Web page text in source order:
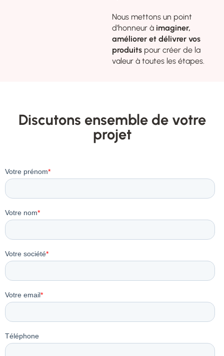
Nous mettons un point
d’honneur à imaginer,
améliorer et délivrer vos
produits pour créer de la
valeur à toutes les étapes.
Discutons ensemble de votre
projet​